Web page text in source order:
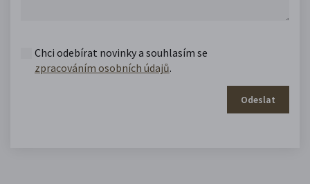
Chci odebírat novinky a souhlasím se
zpracováním osobních údajů.
Odeslat